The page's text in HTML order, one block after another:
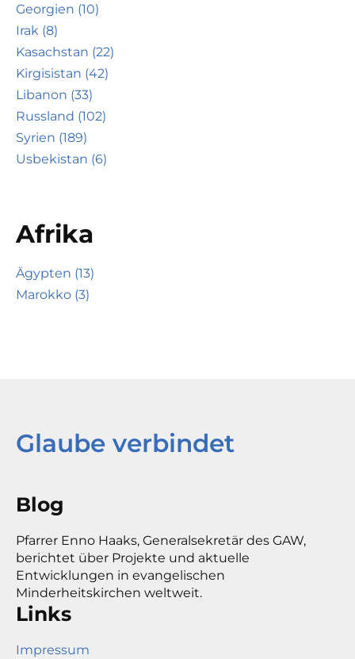
Georgien (10)
Irak (8)
Kasachstan (22)
Kirgisistan (42)
Libanon (33)
Russland (102)
Syrien (189)
Usbekistan (6)
Afrika
Ägypten (13)
Marokko (3)
Glaube verbindet
Blog
Pfarrer Enno Haaks, Generalsekretär des GAW,
berichtet über Projekte und aktuelle
Entwicklungen in evangelischen
Minderheitskirchen weltweit.
Links
Impressum